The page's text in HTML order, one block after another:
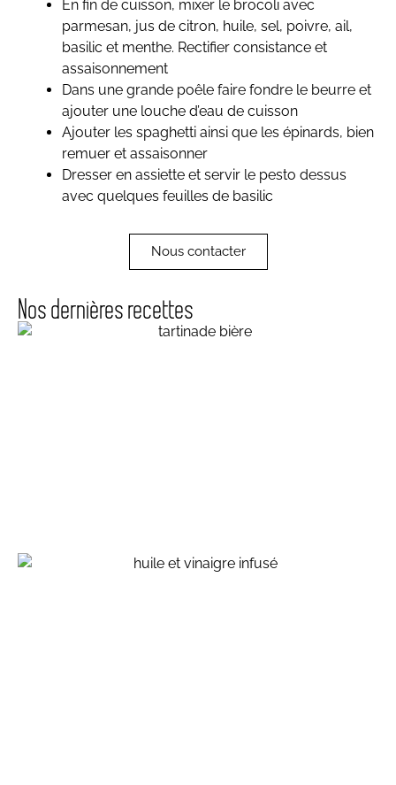
En fin de cuisson, mixer le brocoli avec
parmesan, jus de citron, huile, sel, poivre, ail,
basilic et menthe. Rectifier consistance et
assaisonnement
Dans une grande poêle faire fondre le beurre et
ajouter une louche d’eau de cuisson
Ajouter les spaghetti ainsi que les épinards, bien
remuer et assaisonner
Dresser en assiette et servir le pesto dessus
avec quelques feuilles de basilic
Nous contacter
Nos dernières recettes